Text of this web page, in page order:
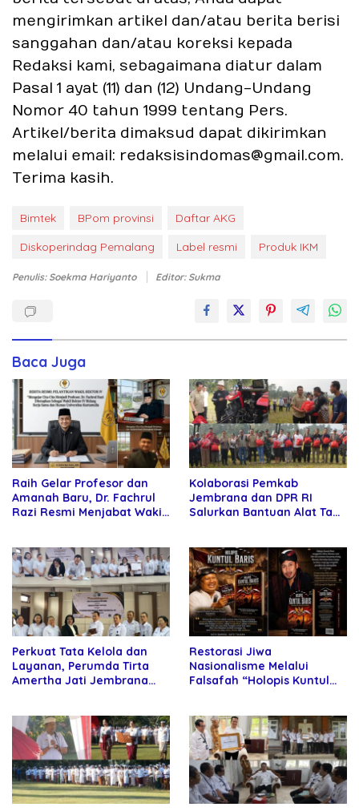
mengirimkan artikel dan/atau berita berisi
sanggahan dan/atau koreksi kepada
Redaksi kami, sebagaimana diatur dalam
Pasal 1 ayat (11) dan (12) Undang-Undang
Nomor 40 tahun 1999 tentang Pers.
Artikel/berita dimaksud dapat dikirimkan
melalui email: redaksisindomas@gmail.com.
Terima kasih.
Bimtek BPom provinsi
Daftar AKG
Diskoperindag Pemalang
Label resmi Produk IKM
Penulis: Soekma Hariyanto Editor: Sukma
Baca Juga
Raih Gelar Profesor dan
Amanah Baru, Dr. Fachrul
Razi Resmi Menjabat Wakil
Kolaborasi Pemkab
Jembrana dan DPR RI
Salurkan Bantuan Alat Tani
Perkuat Tata Kelola dan
Layanan, Perumda Tirta
Amertha Jati Jembrana
Restorasi Jiwa
Nasionalisme Melalui
Falsafah “Holopis Kuntul